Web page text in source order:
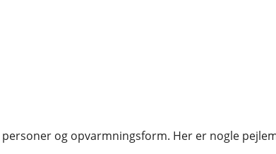
og opvarmningsform. Her er nogle